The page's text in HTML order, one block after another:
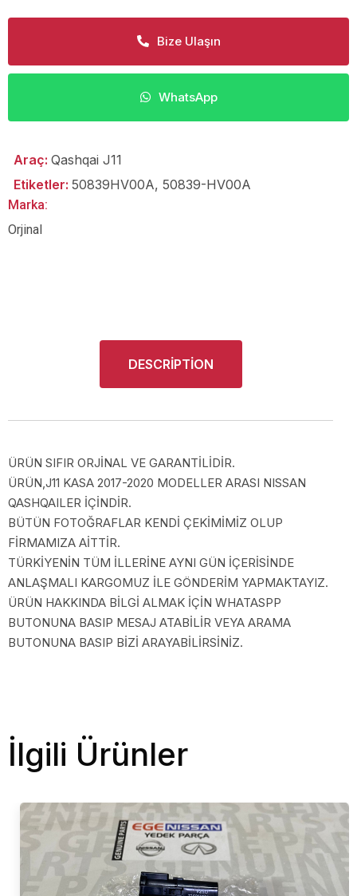
Bize Ulaşın
WhatsApp
Araç: Qashqai J11
Etiketler: 50839HV00A, 50839-HV00A
Marka:
Orjinal
DESCRIPTION
ÜRÜN SIFIR ORJİNAL VE GARANTİLİDİR.
ÜRÜN,J11 KASA 2017-2020 MODELLER ARASI NISSAN
QASHQAILER İÇİNDİR.
BÜTÜN FOTOĞRAFLAR KENDİ ÇEKİMİMİZ OLUP
FİRMAMIZA AİTTİR.
TÜRKİYENİN TÜM İLLERİNE AYNI GÜN İÇERİSİNDE
ANLAŞMALI KARGOMUZ İLE GÖNDERİM YAPMAKTAYIZ.
ÜRÜN HAKKINDA BİLGİ ALMAK İÇİN WHATASPP
BUTONUNA BASIP MESAJ ATABİLİR VEYA ARAMA
BUTONUNA BASIP BİZİ ARAYABİLİRSİNİZ.
İlgili Ürünler